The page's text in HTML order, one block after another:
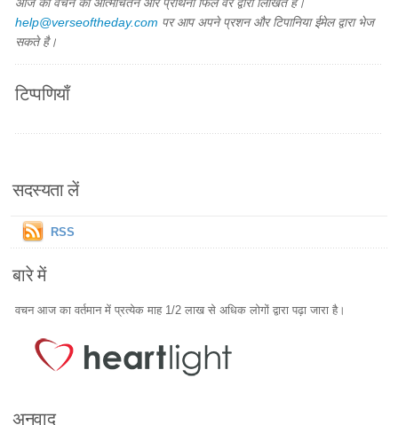
help@verseoftheday.com पर आप अपने प्रशन और टिपानिया ईमेल द्वारा भेज
सकते है।
टिप्पणियाँ
सदस्यता लें
RSS
बारे में
वचन आज का वर्तमान में प्रत्येक माह 1/2 लाख से अधिक लोगों द्वारा पढ़ा जारा है।
अनुवाद